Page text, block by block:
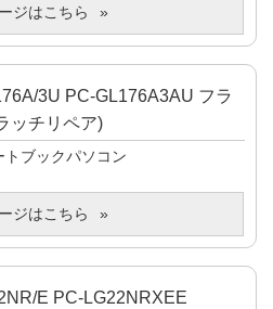
ジはこちら
3U PC-GL176A3AU フラ
ッチリペア)
トブックパソコン
ジはこちら
E PC-LG22NRXEE